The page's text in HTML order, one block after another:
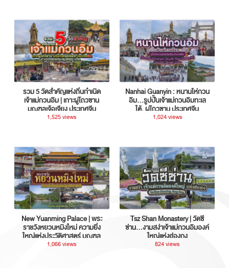
รวม 5 วัดสำคัญแห่งถิ่นกำเนิด
เจ้าแม่กวนอิม | เกาะผู่โถวซาน
มณฑลเจ้อเจียง ประเทศจีน
1,525 views
Nanhai Guanyin : หนานไห่กวน
อิม...รูปปั้นเจ้าแม่กวนอิมทะเล
ใต้, ผู่โถวซาน ประเทศจีน
1,024 views
New Yuanming Palace | พระ
ราชวังหยวนหมิงใหม่ ความยิ่ง
ใหญ่แห่งประวัติศาสตร์ มณฑล
กวางตุ้ง ประเทศจีน
1,066 views
Tsz Shan Monastery | วัดซี
ซ่าน…งามสง่าเจ้าแม่กวนอิมองค์
ใหญ่แห่งฮ่องกง
824 views